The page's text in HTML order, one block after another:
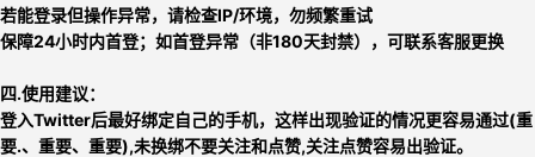
若能登录但操作异常，请检查IP/环境，勿频繁重试
保障24小时内首登；如首登异常（非180天封禁），可联系客服更换
四.使用建议：
登入Twitter后最好绑定自己的手机，这样出现验证的情况更容易通过(重
要.、重要、重要),未换绑不要关注和点赞,关注点赞容易出验证。